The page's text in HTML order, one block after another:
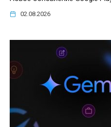
02.08.2026